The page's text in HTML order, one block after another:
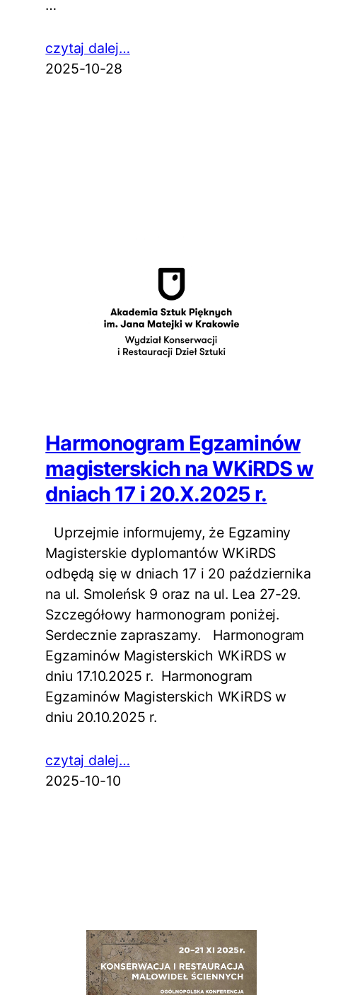
…
czytaj dalej…
2025-10-28
Harmonogram Egzaminów
magisterskich na WKiRDS w
dniach 17 i 20.X.2025 r.
Uprzejmie informujemy, że Egzaminy
Magisterskie dyplomantów WKiRDS
odbędą się w dniach 17 i 20 października
na ul. Smoleńsk 9 oraz na ul. Lea 27-29.
Szczegółowy harmonogram poniżej.
Serdecznie zapraszamy. Harmonogram
Egzaminów Magisterskich WKiRDS w
dniu 17.10.2025 r. Harmonogram
Egzaminów Magisterskich WKiRDS w
dniu 20.10.2025 r.
czytaj dalej…
2025-10-10